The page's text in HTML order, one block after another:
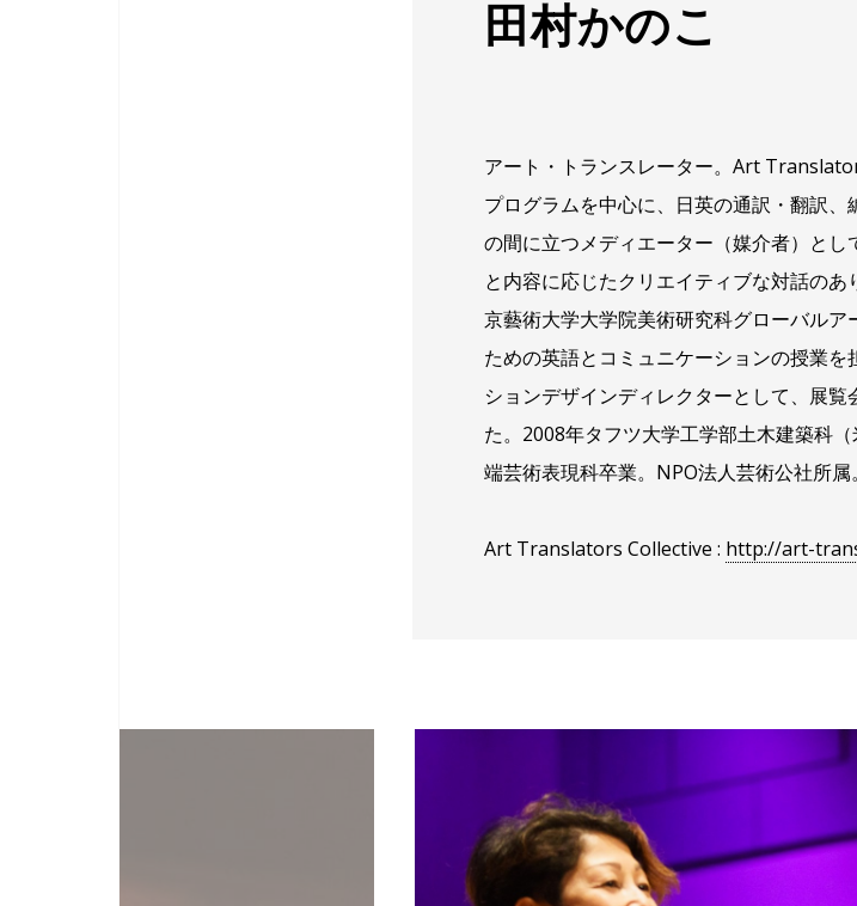
田村かのこ
アート・トランスレーター。Art
プログラムを中心に、日英の通訳・翻訳
の間に立つメディエーター（媒介者）と
と内容に応じたクリエイティブな対話の
京藝術大学大学院美術研究科グローバル
ための英語とコミュニケーションの授業
ションデザインディレクターとして、展
た。2008年タフツ大学工学部土木建築科
端芸術表現科卒業。NPO法人芸術公社所属。
Art Translators Collective : http://art-